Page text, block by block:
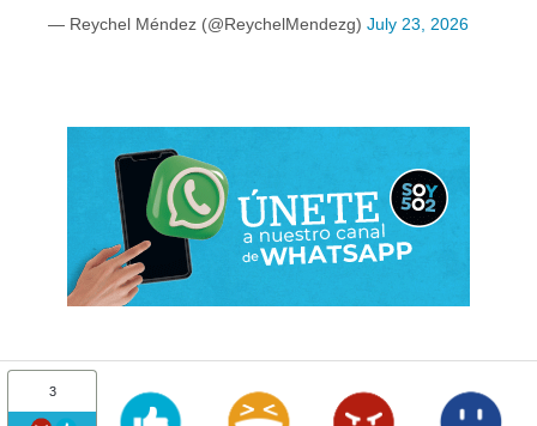
— Reychel Méndez (@ReychelMendezg) July 23, 2026
3